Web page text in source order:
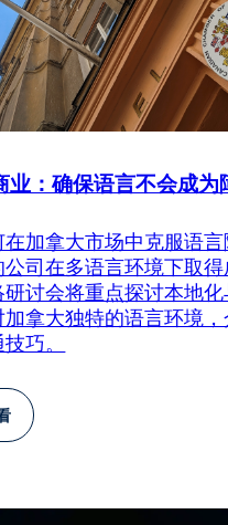
业：确保语言不会成为
加拿大市场中克服语言
司在多语言环境下取得
讨会将重点探讨本地化
拿大独特的语言环境
巧。